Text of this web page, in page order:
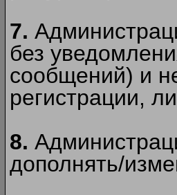
7.
без
сообщений) и
регистрации,
8.
дополнять/